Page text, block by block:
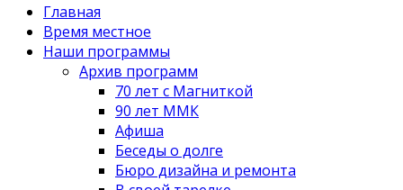
Главная
Время местное
Наши программы
Архив программ
70 лет с Магниткой
90 лет ММК
Афиша
Беседы о долге
Бюро дизайна и ремонта